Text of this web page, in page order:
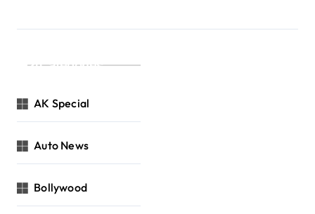
Categories
AK Special
Auto News
Bollywood